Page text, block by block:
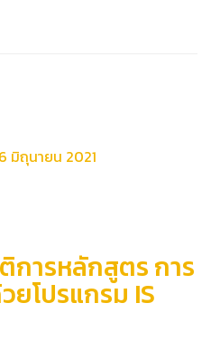
มิถุนายน 2021
การหลักสูตร การ
โปรแกรม IS